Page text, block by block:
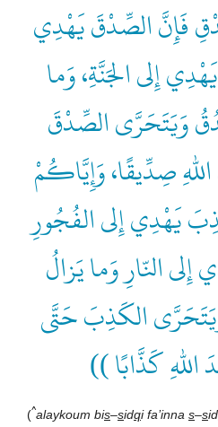
فَإِنَّ الصِّدْقَ يَهْدِي
إِلى الجَنَّةِ، وَما
وَيَتَحَرَّى الصِّدْقَ
صِدِّيقًا، وَإِيَّاكُمْ
يَهْدِي إِلى الفُجُورِ
النّارِ وَما يَزالُ
الكَذِبَ حَتَّى
كَذَّابًا ))
(^alaykoum bis–sidqi fa’inna s–sid